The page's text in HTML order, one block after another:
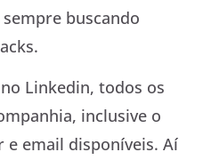
buscando
Linkedin, todos os
inclusive o
email disponíveis. Aí